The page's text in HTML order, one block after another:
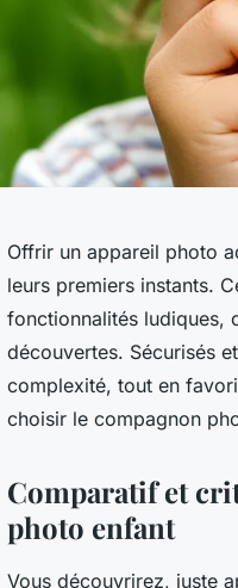
Offrir un appareil photo
leurs premiers instants.
fonctionnalités ludiques,
découvertes. Sécurisés
complexité, tout en
choisir le compagnon
Comparatif et
photo enfant
Vous découvrirez, juste